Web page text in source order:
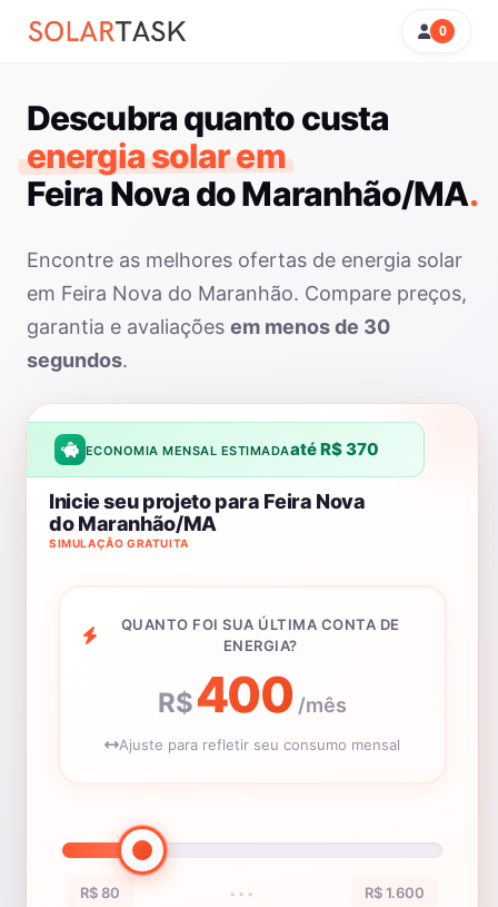
0
Descubra quanto custa
energia solar em
Feira Nova do Maranhão/MA.
Encontre as melhores ofertas de energia solar
em Feira Nova do Maranhão. Compare preços,
garantia e avaliações em menos de 30
segundos.
ECONOMIA MENSAL ESTIMADAaté R$ 370
SIMULAÇÃO GRATUITA
Inicie seu projeto para Feira Nova
do Maranhão/MA
QUANTO FOI SUA ÚLTIMA CONTA DE
ENERGIA?
R$400 /mês
Ajuste para refletir seu consumo mensal
R$ 80 ••• R$ 1.600